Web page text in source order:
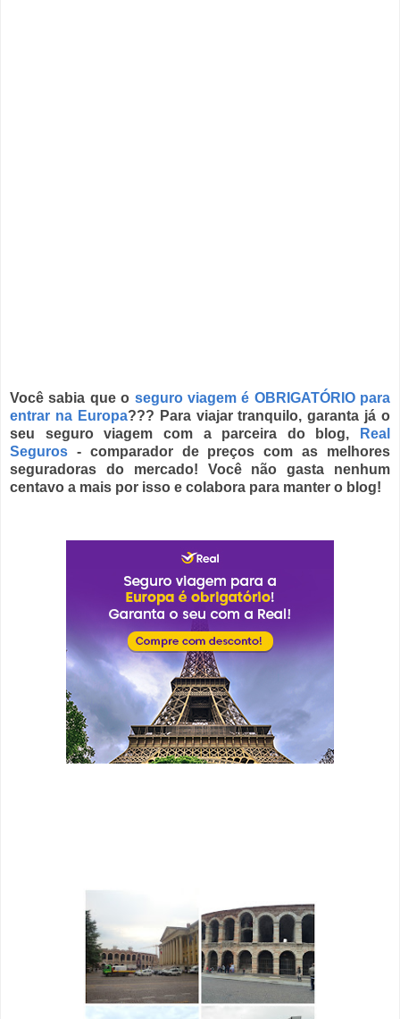
Você sabia que o seguro viagem é OBRIGATÓRIO para
entrar na Europa??? Para viajar tranquilo, garanta já o
seu seguro viagem com a parceira do blog,
Real
Seguros - comparador de preços com as melhores
seguradoras do mercado! Você não gasta nenhum
centavo a mais por isso e colabora para manter o blog!